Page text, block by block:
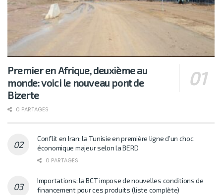
Premier en Afrique, deuxième au
monde: voici le nouveau pont de
Bizerte
0 PARTAGES
Conflit en Iran: la Tunisie en première ligne d’un choc
économique majeur selon la BERD
0 PARTAGES
Importations: la BCT impose de nouvelles conditions de
financement pour ces produits (liste complète)